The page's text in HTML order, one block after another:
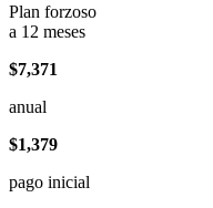
Plan forzoso
a 12 meses
$7,371
anual
$1,379
pago inicial